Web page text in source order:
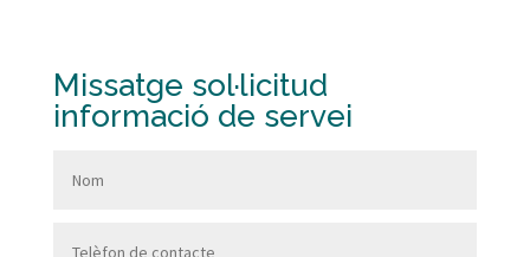
Missatge sol·licitud
informació de servei